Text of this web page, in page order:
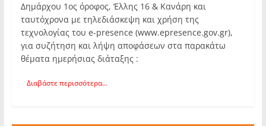
Δημάρχου 1ος όροφος, Έλλης 16 & Κανάρη και
ταυτόχρονα με τηλεδιάσκεψη και χρήση της
τεχνολογίας του e-presence (www.epresence.gov.gr),
για συζήτηση και λήψη αποφάσεων στα παρακάτω
θέματα ημερήσιας διάταξης :
Διαβάστε περισσότερα...